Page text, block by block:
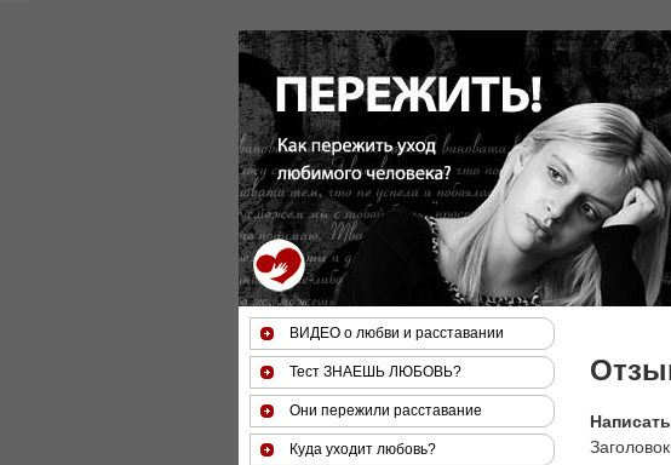
За 50 минут Вы можете оценить тяжесть
ВИДЕО о любви и расставании
Тест ЗНАЕШЬ ЛЮБОВЬ?
Они пережили расставание
Куда уходит любовь?